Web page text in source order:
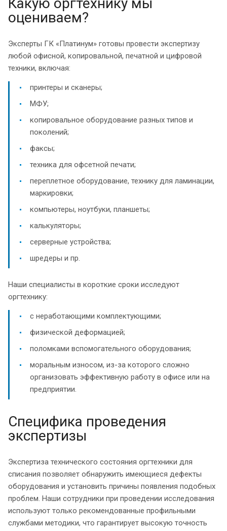
оцениваем?
Эксперты ГК «Платинум» готовы провести экспертизу
любой офисной, копировальной, печатной и цифровой
техники, включая:
принтеры и сканеры;
МФУ;
копировальное оборудование разных типов и
поколений;
факсы;
техника для офсетной печати;
переплетное оборудование, технику для ламинации,
маркировки;
компьютеры, ноутбуки, планшеты;
калькуляторы;
серверные устройства;
шредеры и пр.
Наши специалисты в короткие сроки исследуют
оргтехнику:
с неработающими комплектующими;
физической деформацией;
поломками вспомогательного оборудования;
моральным износом, из-за которого сложно
организовать эффективную работу в офисе или на
предприятии.
Специфика проведения
экспертизы
Экспертиза технического состояния оргтехники для
списания позволяет обнаружить имеющиеся дефекты
оборудования и установить причины появления подобных
проблем. Наши сотрудники при проведении исследования
используют только рекомендованные профильными
службами методики, что гарантирует высокую точность